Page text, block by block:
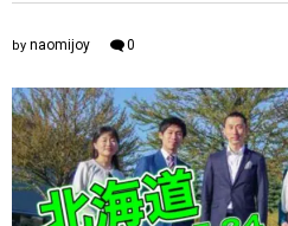
by naomijoy 0